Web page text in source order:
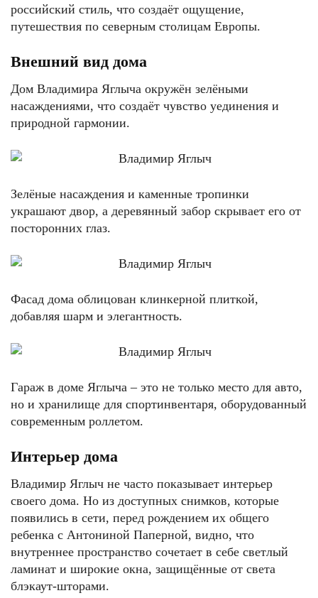
российский стиль, что создаёт ощущение,
путешествия по северным столицам Европы.
Внешний вид дома
Дом Владимира Яглыча окружён зелёными
насаждениями, что создаёт чувство уединения и
природной гармонии.
Зелёные насаждения и каменные тропинки
украшают двор, а деревянный забор скрывает его от
посторонних глаз.
Фасад дома облицован клинкерной плиткой,
добавляя шарм и элегантность.
Гараж в доме Яглыча – это не только место для авто,
но и хранилище для спортинвентаря, оборудованный
современным роллетом.
Интерьер дома
Владимир Яглыч не часто показывает интерьер
своего дома. Но из доступных снимков, которые
появились в сети, перед рождением их общего
ребенка с Антониной Паперной, видно, что
внутреннее пространство сочетает в себе светлый
ламинат и широкие окна, защищённые от света
блэкаут-шторами.